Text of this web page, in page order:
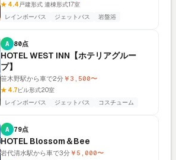
★ 4.4 戸建形式 連棟形式17室
レインボーバス
ジェットバス 岩盤浴
A 80点
HOTEL WEST INN【ホテリアグルー
プ】
笹木野駅から車で2分￥3,500〜
★ 4.7ビル形式20室
レインボーバス
ジェットバス コスチューム
A 79点
HOTEL Blossom＆Bee
岩代清水駅から車で3分￥5,000〜